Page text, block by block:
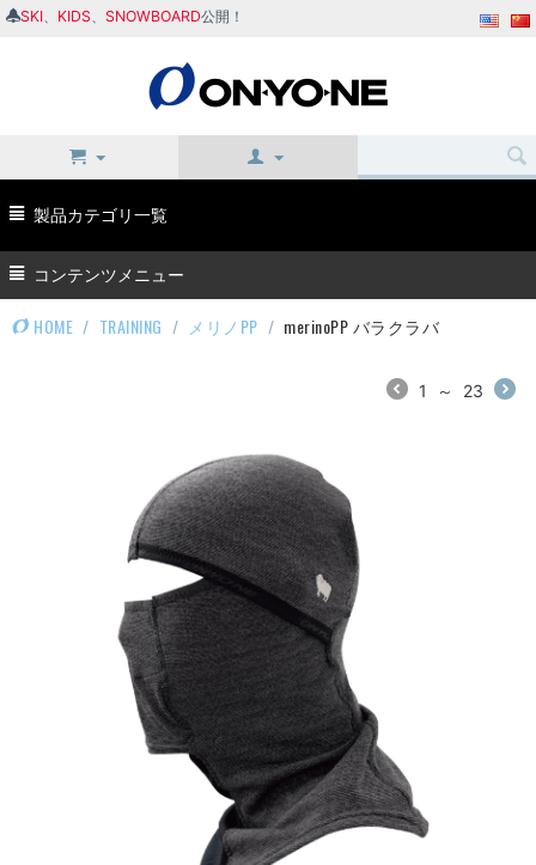
SKI KIDS SNOWBOARD公開！
製品カテゴリ一覧
コンテンツメニュー
HOME / TRAINING / メリノPP / merinoPP バラクラバ
1 ～ 23